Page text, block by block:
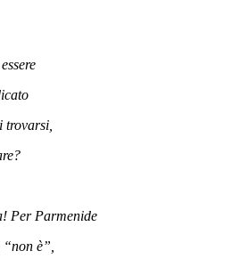
trovarsi,
Per Parmenide
è”,